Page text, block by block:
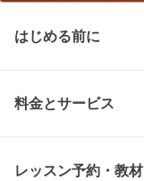
はじめる前に
料金とサービス
レッスン予約・教材